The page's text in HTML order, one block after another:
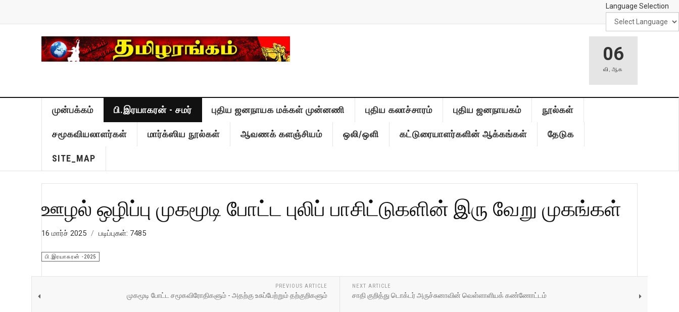
Language Selection
06
வி ,ஆக
முன்பக்கம் பி.இரயாகரன் - சமர் புதிய ஜனநாயக மக்கள் முன்னணி புதிய கலாச்சாரம் புதிய ஜனநாயகம் நூல்கள்
சமூகவியலாளர்கள் மார்க்ஸிய நூல்கள் ஆவணக் களஞ்சியம் ஒலி/ஒளி கட்டுரையாளர்களின் ஆக்கங்கள் தேடுக
SITE_MAP
ஊழல் ஒழிப்பு முகமூடி போட்ட புலிப் பாசிட்டுகளின் இரு வேறு முகங்கள்
16 மார்ச் 2025 படிப்புகள்: 7485
பி.இரயாகரன் -2025
PREVIOUS ARTICLE
முகமூடி போட்ட சமூகவிரோதிகளும் - அதற்கு உசுப்பேற்றும் தற்குறிகளும்
NEXT ARTICLE
சாதி குறித்து டொக்டர் அருச்சுனாவின் வெள்ளாளியக் கண்ணோட்டம்